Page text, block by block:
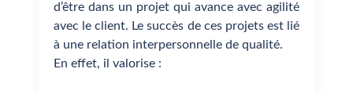
d’être dans un projet qui avance avec agilité
avec le client. Le succès de ces projets est lié
à une relation interpersonnelle de qualité.
En effet, il valorise :